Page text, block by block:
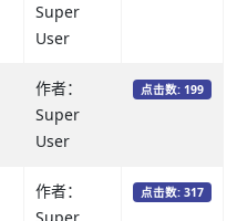
Super
User
作者：
Super
User
点击数: 199
作者：
点击数: 317